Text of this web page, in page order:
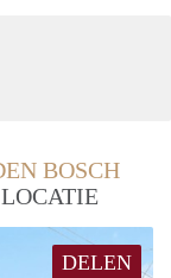
BOSCH
DELEN